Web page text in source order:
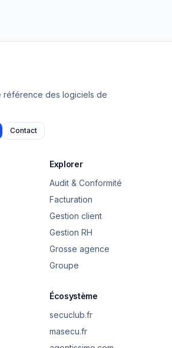
référence des logiciels de
Contact
Explorer
Audit & Conformité
Facturation
Gestion client
Gestion RH
Grosse agence
Groupe
Écosystème
secuclub.fr
masecu.fr